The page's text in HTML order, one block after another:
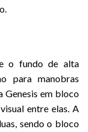
o fundo de alta
para manobras
Genesis em bloco
entre elas. A
sendo o bloco